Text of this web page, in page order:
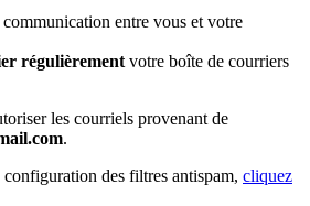
entre vous et votre
régulièrement votre boîte de courriers
les courriels provenant de
.
des filtres antispam, cliquez